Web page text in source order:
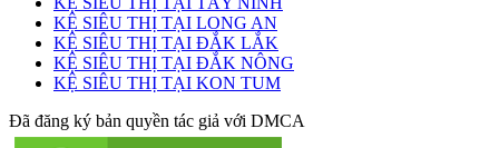
KỆ SIÊU THỊ TẠI LONG AN
KỆ SIÊU THỊ TẠI ĐẮK LẮK
KỆ SIÊU THỊ TẠI ĐẮK NÔNG
KỆ SIÊU THỊ TẠI KON TUM
Đã đăng ký bản quyền tác giả với DMCA